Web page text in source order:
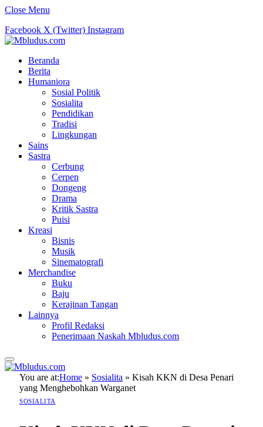
Close Menu
Facebook X (Twitter) Instagram
Beranda
Berita
Humaniora
Sosial Politik
Sosialita
Pendidikan
Tradisi
Lingkungan
Sains
Sastra
Cerbung
Cerpen
Dongeng
Drama
Kritik Sastra
Puisi
Kreasi
Bisnis
Musik
Sinematografi
Merchandise
Buku
Baju
Kerajinan Tangan
Lainnya
Profil Redaksi
Penerimaan Naskah Mbludus.com
You are at:Home » Sosialita » Kisah KKN di Desa Penari
yang Menghebohkan Warganet
SOSIALITA